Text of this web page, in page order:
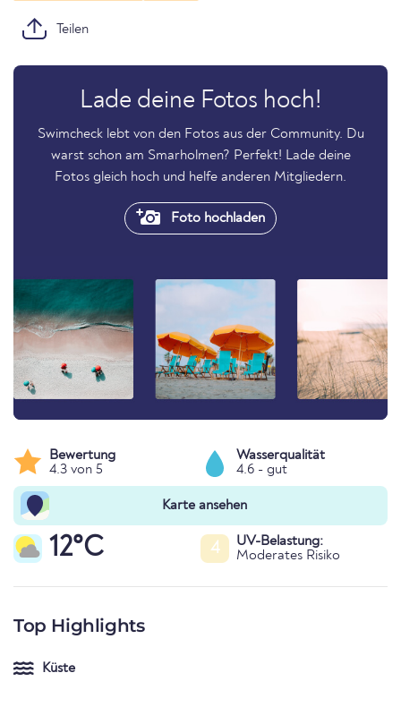
Teilen
Lade deine Fotos hoch!
Swimcheck lebt von den Fotos aus der Community. Du
warst schon am Smarholmen? Perfekt! Lade deine
Fotos gleich hoch und helfe anderen Mitgliedern.
Foto hochladen
Bewertung
4.3 von 5
Wasserqualität
4.6 - gut
Karte ansehen
12°C 4
UV-Belastung:
Moderates Risiko
Top Highlights
Küste